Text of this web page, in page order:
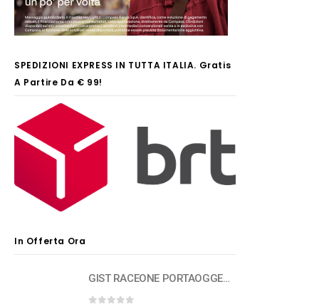
SPEDIZIONI EXPRESS IN TUTTA ITALIA. Gratis
A Partire Da € 99!
In Offerta Ora
GIST RACEONE PORTAOGGETTI PR2-BOX 500 ml